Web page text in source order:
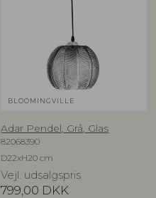
BLOOMINGVILLE
Adar Pendel, Grå, Glas
82068390
D22xH20 cm
Vejl. udsalgspris
799,00 DKK